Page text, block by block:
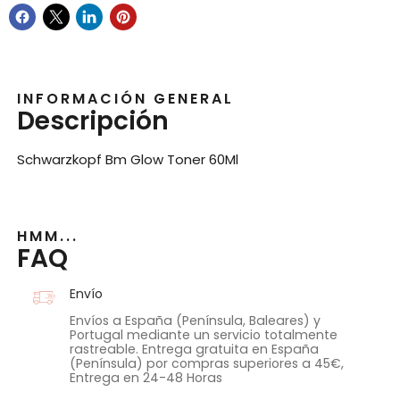
INFORMACIÓN GENERAL
Descripción
Schwarzkopf Bm Glow Toner 60Ml
HMM...
FAQ
Envío
Envíos a España (Península, Baleares) y
Portugal mediante un servicio totalmente
rastreable. Entrega gratuita en España
(Península) por compras superiores a 45€,
Entrega en 24-48 Horas